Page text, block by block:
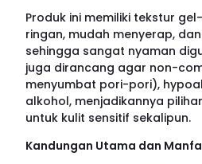
Produk ini memiliki tekstur
ringan, mudah menyerap,
sehingga sangat nyaman
juga dirancang agar non-
menyumbat pori-pori),
alkohol, menjadikannya
untuk kulit sensitif sekalipun.
Kandungan Utama dan